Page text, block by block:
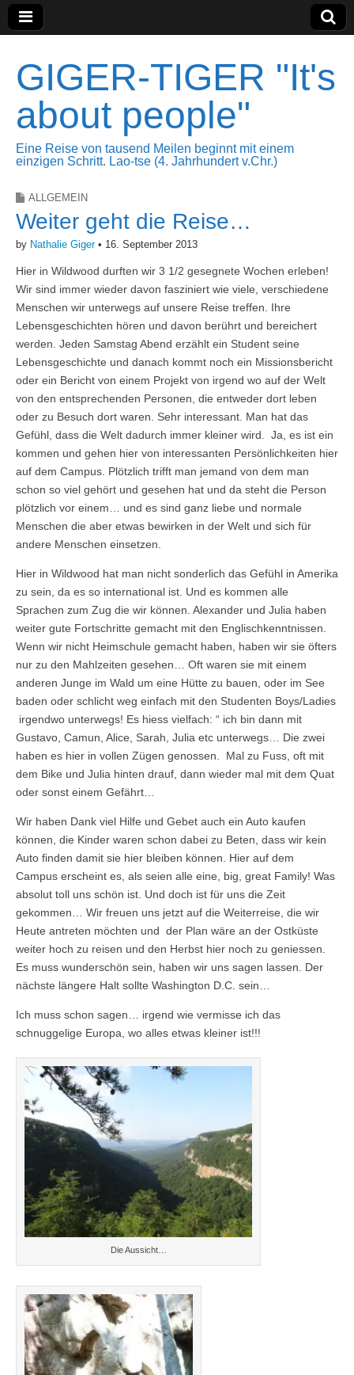
GIGER-TIGER "It's
about people"
Eine Reise von tausend Meilen beginnt mit einem
einzigen Schritt. Lao-tse (4. Jahrhundert v.Chr.)
ALLGEMEIN
Weiter geht die Reise…
by Nathalie Giger• 16. September 2013
Hier in Wildwood durften wir 3 1/2 gesegnete Wochen erleben!
Wir sind immer wieder davon fasziniert wie viele, verschiedene
Menschen wir unterwegs auf unsere Reise treffen. Ihre
Lebensgeschichten hören und davon berührt und bereichert
werden. Jeden Samstag Abend erzählt ein Student seine
Lebensgeschichte und danach kommt noch ein Missionsbericht
oder ein Bericht von einem Projekt von irgend wo auf der Welt
von den entsprechenden Personen, die entweder dort leben
oder zu Besuch dort waren. Sehr interessant. Man hat das
Gefühl, dass die Welt dadurch immer kleiner wird. Ja, es ist ein
kommen und gehen hier von interessanten Persönlichkeiten hier
auf dem Campus. Plötzlich trifft man jemand von dem man
schon so viel gehört und gesehen hat und da steht die Person
plötzlich vor einem… und es sind ganz liebe und normale
Menschen die aber etwas bewirken in der Welt und sich für
andere Menschen einsetzen.
Hier in Wildwood hat man nicht sonderlich das Gefühl in Amerika
zu sein, da es so international ist. Und es kommen alle
Sprachen zum Zug die wir können. Alexander und Julia haben
weiter gute Fortschritte gemacht mit den Englischkenntnissen.
Wenn wir nicht Heimschule gemacht haben, haben wir sie öfters
nur zu den Mahlzeiten gesehen… Oft waren sie mit einem
anderen Junge im Wald um eine Hütte zu bauen, oder im See
baden oder schlicht weg einfach mit den Studenten Boys/Ladies
irgendwo unterwegs! Es hiess vielfach: “ ich bin dann mit
Gustavo, Camun, Alice, Sarah, Julia etc unterwegs… Die zwei
haben es hier in vollen Zügen genossen. Mal zu Fuss, oft mit
dem Bike und Julia hinten drauf, dann wieder mal mit dem Quat
oder sonst einem Gefährt…
Wir haben Dank viel Hilfe und Gebet auch ein Auto kaufen
können, die Kinder waren schon dabei zu Beten, dass wir kein
Auto finden damit sie hier bleiben können. Hier auf dem
Campus erscheint es, als seien alle eine, big, great Family! Was
absolut toll uns schön ist. Und doch ist für uns die Zeit
gekommen… Wir freuen uns jetzt auf die Weiterreise, die wir
Heute antreten möchten und der Plan wäre an der Ostküste
weiter hoch zu reisen und den Herbst hier noch zu geniessen.
Es muss wunderschön sein, haben wir uns sagen lassen. Der
nächste längere Halt sollte Washington D.C. sein…
Ich muss schon sagen… irgend wie vermisse ich das
schnuggelige Europa, wo alles etwas kleiner ist!!!
Die Aussicht…